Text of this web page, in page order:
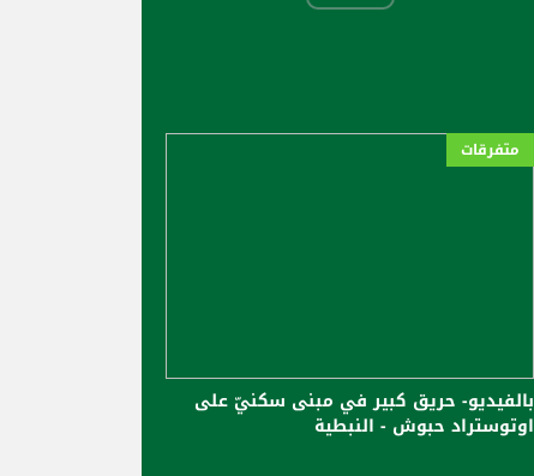
متفرقات
بالفيديو- حريق كبير في مبنى سكنيّ على
اوتوستراد حبوش - النبطية